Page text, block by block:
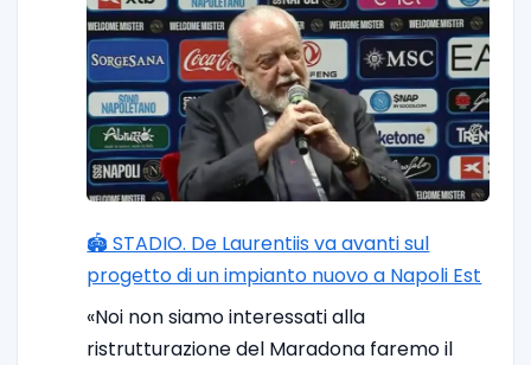
🏟️ STADIO. De Laurentiis va avanti sul
progetto di un impianto nuovo a Napoli Est
«Noi non siamo interessati alla
ristrutturazione del Maradona faremo il